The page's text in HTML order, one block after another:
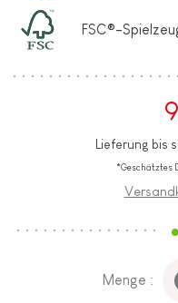
FSC®-
Lieferung bis
*Geschätztes
Menge :